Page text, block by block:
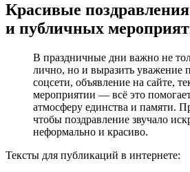
Красивые
и публичных
В праздничные дни важно не
лично, но и выразить уважение
соцсети, объявление на сайте,
мероприятии — всё это помогает
атмосферу единства и памяти.
чтобы поздравление звучало
неформально и красиво.
Тексты для публикаций в интернете: